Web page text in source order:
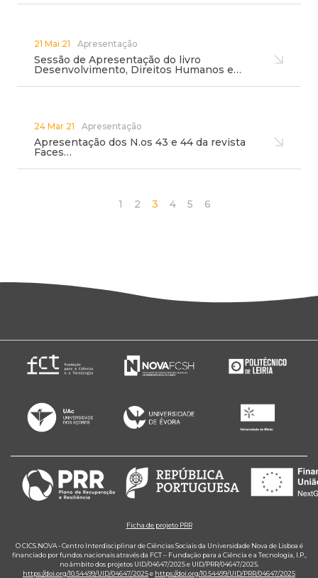
21 Mai 21 Apresentação
Sessão de Apresentação do livro
Desenvolvimento, Direitos Humanos e…
24 Mar 21 Apresentação
Apresentação dos N.os 43 e 44 da revista
Faces…
1 2 3 4 5 6
Ficha de projeto PRR
O CICS.NOVA - Centro Interdisciplinar de Ciências Sociais da Universidade Nova de Lisboa é
financiado por fundos nacionais através da FCT – Fundação para a Ciência e a Tecnologia, I.P.,
no âmbito dos projetos UID/04647/2025 e UID/PRR/04647/2025.
https://doi.org/10.54499/UID/04647/2025e https://doi.org/10.54499/UID/PRR/04647/2025